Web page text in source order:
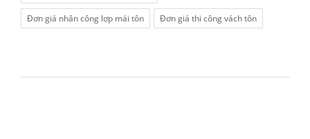
Đơn giá nhân công lợp mái tôn Đơn giá thi công vách tôn